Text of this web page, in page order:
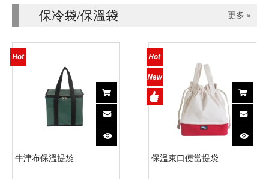
保冷袋/保溫袋 更多 »
牛津布保溫提袋 保溫束口便當提袋